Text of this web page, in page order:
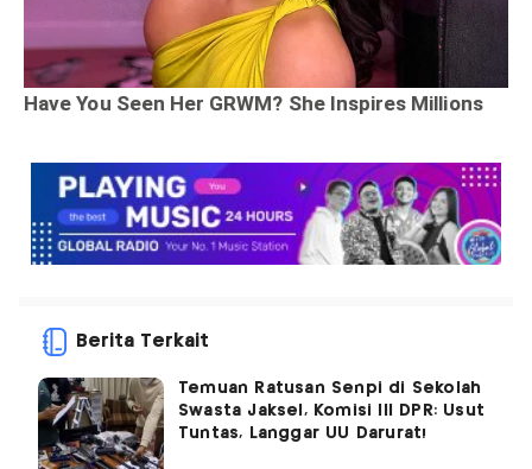
Berita Terkait
Temuan Ratusan Senpi di Sekolah
Swasta Jaksel, Komisi III DPR: Usut
Tuntas, Langgar UU Darurat!